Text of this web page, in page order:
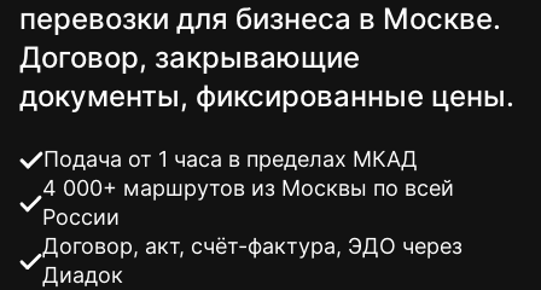
перевозки для бизнеса в Москве.
Договор, закрывающие
документы, фиксированные цены.
Подача от 1 часа в пределах МКАД
4 000+ маршрутов из Москвы по всей
России
Договор, акт, счёт-фактура, ЭДО через
Диадок